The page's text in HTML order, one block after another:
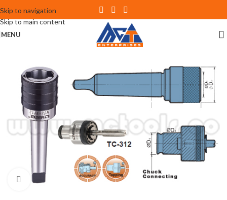
Skip to navigation
Skip to main content
MENU
Click to enlarge